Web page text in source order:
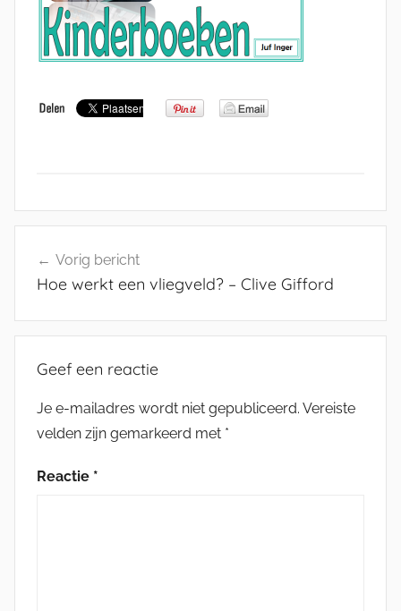
navigatie
Vorig bericht
Hoe werkt een vliegveld? – Clive Gifford
Geef een reactie
Je e-mailadres wordt niet gepubliceerd. Vereiste
velden zijn gemarkeerd met *
Reactie *